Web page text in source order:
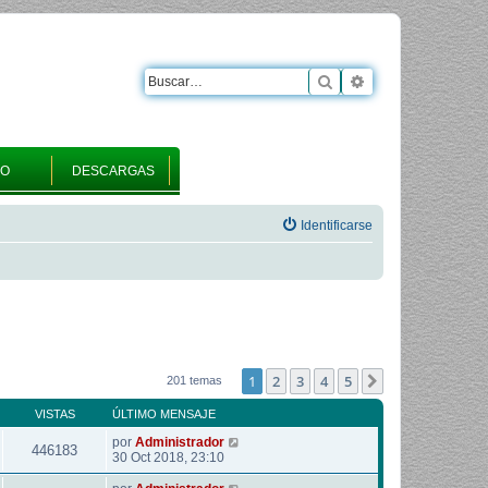
DESCARGAS
Buscar Búsqueda
Identificarse
201 temas 1 2 3 4 5 Siguiente
VISTAS ÚLTIMO MENSAJE
446183 por Administrador
30 Oct 2018, 23:10